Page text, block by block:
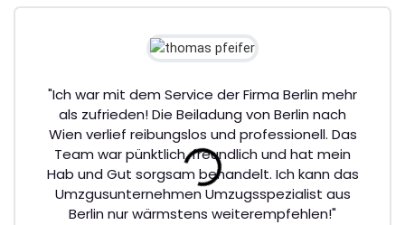
"Ich war mit dem Service der Firma Berlin mehr
als zufrieden! Die Beiladung von Berlin nach
Wien verlief reibungslos und professionell. Das
Team war pünktlich, freundlich und hat mein
Hab und Gut sorgsam behandelt. Ich kann das
Umzgusunternehmen Umzugsspezialist aus
Berlin nur wärmstens weiterempfehlen!"